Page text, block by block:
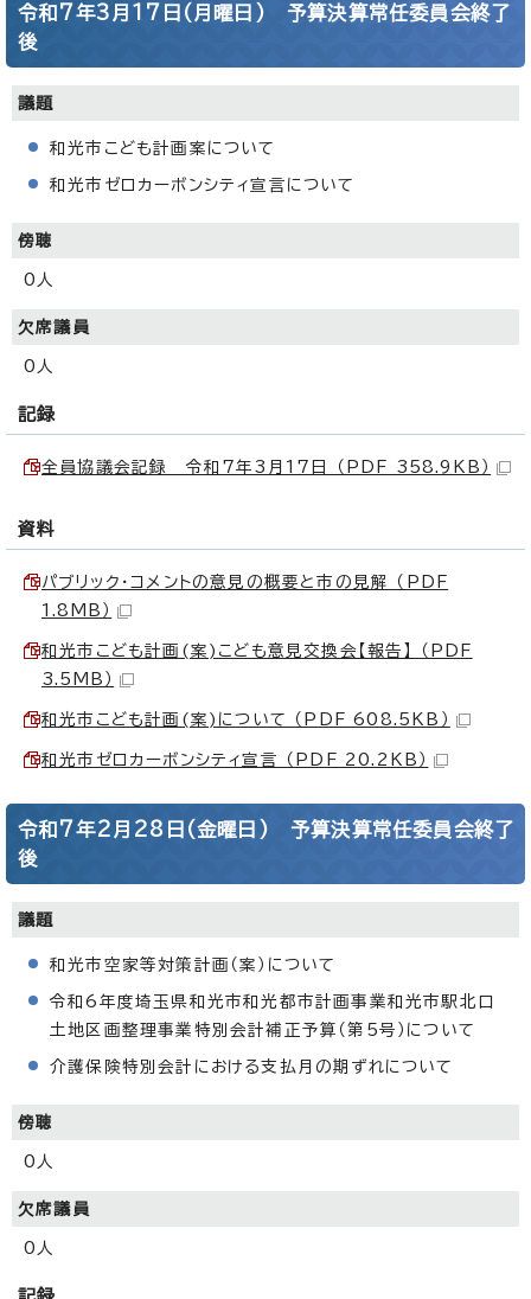
令和7年3月17日(月曜日) 予算決算常任委員会終了
後
議題
和光市こども計画案について
和光市ゼロカーボンシティ宣言について
傍聴
0人
欠席議員
0人
記録
全員協議会記録 令和7年3月17日 （PDF 358.9KB）
資料
パブリック・コメントの意見の概要と市の見解 （PDF
1.8MB）
和光市こども計画(案)こども意見交換会【報告】 （PDF
3.5MB）
和光市こども計画(案)について （PDF 608.5KB）
和光市ゼロカーボンシティ宣言 （PDF 20.2KB）
令和7年2月28日(金曜日) 予算決算常任委員会終了
後
議題
和光市空家等対策計画（案）について
令和6年度埼玉県和光市和光都市計画事業和光市駅北口
土地区画整理事業特別会計補正予算（第5号）について
介護保険特別会計における支払月の期ずれについて
傍聴
0人
欠席議員
0人